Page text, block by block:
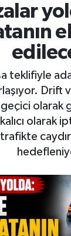
teklifiyle
Drift
olarak
olarak